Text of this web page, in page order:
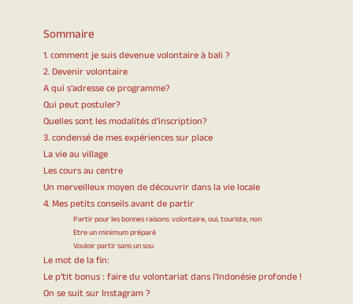
Sommaire
1. comment je suis devenue volontaire à bali ?
2. Devenir volontaire
A qui s’adresse ce programme?
Qui peut postuler?
Quelles sont les modalités d’inscription?
3. condensé de mes expériences sur place
La vie au village
Les cours au centre
Un merveilleux moyen de découvrir dans la vie locale
4. Mes petits conseils avant de partir
Partir pour les bonnes raisons: volontaire, oui, touriste, non
Etre un minimum préparé
Vouloir partir sans un sou
Le mot de la fin:
Le p'tit bonus : faire du volontariat dans l'Indonésie profonde !
On se suit sur Instagram ?